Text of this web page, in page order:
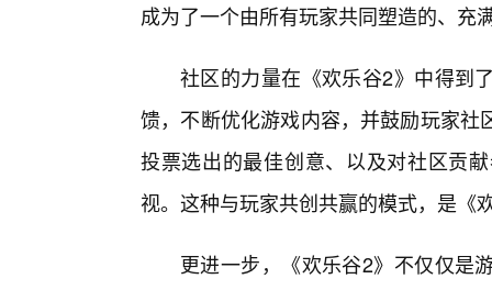
成为了一个由所有玩家共同塑造的、充
社区的力量在《欢乐谷2》中得到
馈，不断优化游戏内容，并鼓励玩家
投票选出的最佳创意、以及对社区贡
视。这种与玩家共创共赢的模式，是《
更进一步，《欢乐谷2》不仅仅是